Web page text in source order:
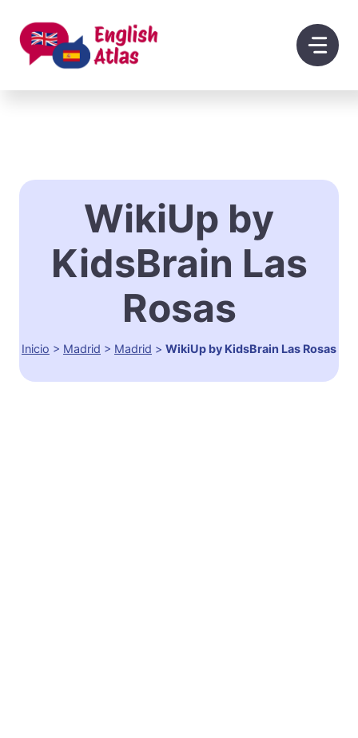
contenido
WikiUp by
KidsBrain Las
Rosas
Inicio > Madrid > Madrid > WikiUp by KidsBrain Las Rosas